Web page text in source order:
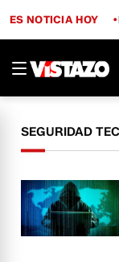
ES NOTICIA HOY
SEGURIDAD